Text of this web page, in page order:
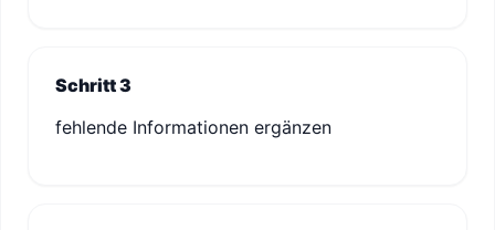
Schritt 3
fehlende Informationen ergänzen